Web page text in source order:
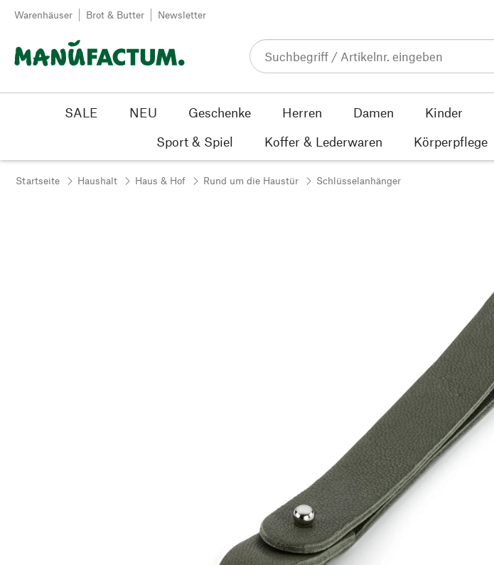
Zum Inhalt springen
Warenhäuser Brot & Butter Newsletter
SALE NEU Geschenke Herren Damen Kinder
Sport & Spiel
Koffer & Lederwaren Körperpflege
Startseite Haushalt Haus & Hof Rund um die Haustür Schlüsselanhänger